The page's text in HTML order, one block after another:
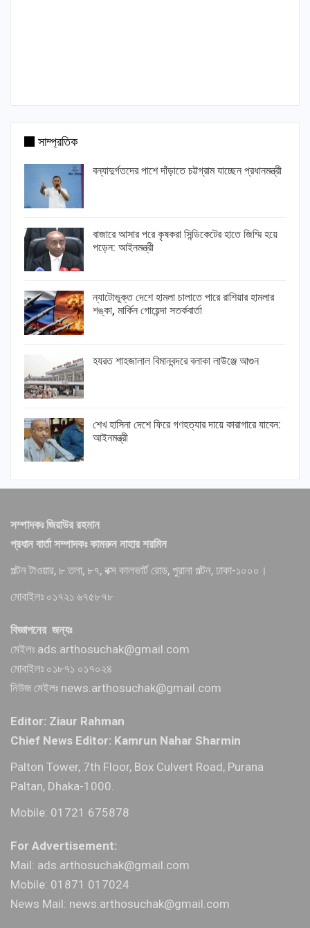
সাম্প্রতিক
বন্যাদুর্গতদের পাশে দাঁড়াতে চট্টগ্রাম যাচ্ছেন প্রধানমন্ত্রী
বাজারে আসার পরে কৃষকরা সিন্ডিকেটের হাতে জিম্মি হয়ে
পড়েন: আইনমন্ত্রী
ন্যাটোভুক্ত দেশে হামলা চালাতে পারে রাশিয়ার হামলার
শঙ্কা, মার্কিন গোয়েন্দা সতর্কবার্তা
হযরত শাহজালাল বিমানবন্দরে বলাকা লাউঞ্জে আগুন
শেখ হাসিনা দেশে ফিরে গণহত্যার দায়ে কারাগারে যাবেন:
আইনমন্ত্রী
সম্পাদকঃ জিয়াউর রহমান
প্রধান বার্তা সম্পাদকঃ কামরুন নাহার শরমিন
পল্টন টাওয়ার, ৮ তলা, ৮৭, বক্স কালভার্ট রোড, পুরানা পল্টন, ঢাকা-১০০০।
মোবাইলঃ ০১৭২১ ৬৭৫৮৭৮
বিজ্ঞাপনের জন্যঃ
মেইলঃ ads.arthosuchak@gmail.com
মোবাইলঃ ০১৮৭১ ০১৭০২৪
নিউজ মেইলঃ news.arthosuchak@gmail.com
Editor: Ziaur Rahman
Chief News Editor: Kamrun Nahar Sharmin
Palton Tower, 7th Floor, Box Culvert Road, Purana
Paltan, Dhaka-1000.
Mobile: 01721 675878
For Advertisement:
Mail: ads.arthosuchak@gmail.com
Mobile: 01871 017024
News Mail: news.arthosuchak@gmail.com